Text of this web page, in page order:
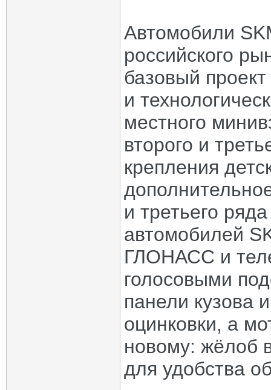
Автомобили
российского
базовый
и
местного
второго и
крепления
и третьего
автомобилей
ГЛОНАСС и
голосовыми
панели кузова
оцинковки, а
новому: жёлоб
для удобства